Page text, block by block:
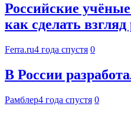
Российские
как сделать
Ferra.ru4 года спустя 0
В России
Рамблер4 года спустя 0